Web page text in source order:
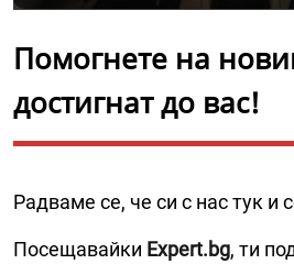
Помогнете на
достигнат до вас!
Радваме се, че си с нас тук и
Посещавайки Expert.bg, ти